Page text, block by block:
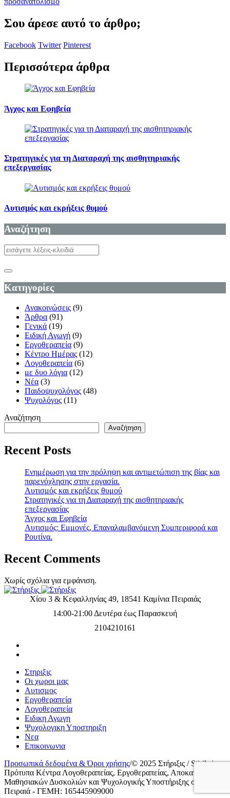
Σου άρεσε αυτό το άρθρο;
Facebook Twitter Pinterest
Περισσότερα άρθρα
Άγχος και Εφηβεία
Στρατηγικές για τη Διαταραχή της αισθητηριακής
επεξεργασίας
Αυτισμός και εκρήξεις θυμού
Αναζήτηση
Κατηγορίες
Ανακοινώσεις (9)
Άρθρα (91)
Γενικά (19)
Ειδική Αγωγή (9)
Εργοθεραπεία (9)
Κέντρο Ημέρας (12)
Λογοθεραπεία (6)
με δυο λόγια (12)
Νέα (3)
Παιδοψυχολόγος (48)
Ψυχολόγος (11)
Αναζήτηση
Αναζήτηση
Recent Posts
Ενημέρωση για την πρόληψη και αντιμετώπιση της βίας και
παρενόχλησης στην εργασία.
Αυτισμός και εκρήξεις θυμού
Στρατηγικές για τη Διαταραχή της αισθητηριακής
επεξεργασίας
Άγχος και Εφηβεία
Αυτισμός: Εμμονές, Επαναλαμβανόμενη Συμπεριφορά και
Ρουτίνα.
Recent Comments
Χωρίς σχόλια για εμφάνιση.
Χίου 3 & Κεφαλληνίας 49, 18541 Καμίνια Πειραιάς
14:00-21:00 Δευτέρα έως Παρασκευή
2104210161
Στηριξις
Οι χωροι μας
Αυτισμος
Εργοθεραπεία
Λογοθεραπεία
Ειδικη Αγωγη
Ψυχολογικη Υποστηριξη
Νεα
Επικοινωνια
Προσωπικά δεδομένα & Όροι χρήσης/© 2025 Στήριξις / Stiriksis
Πρότυπα Κέντρα Λογοθεραπείας, Εργοθεραπείας, Αποκατάστασης
Μαθησιακών Δυσκολιών και Ψυχολογικής Υποστήριξης στον
Πειραιά - ΓΕΜΗ: 165445909000